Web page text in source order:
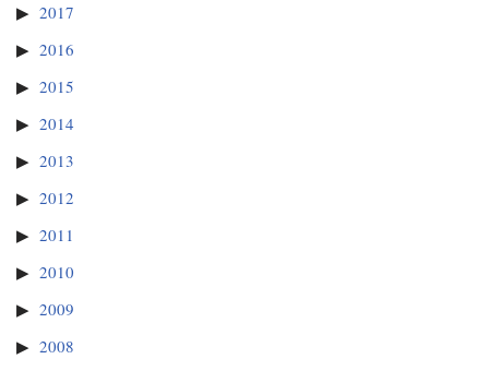
2017
2016
2015
2014
2013
2012
2011
2010
2009
2008